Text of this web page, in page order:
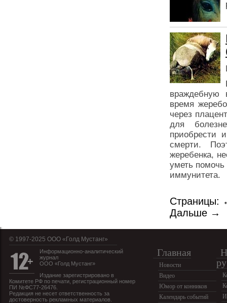
враждебную
время
через
для
приобрести
смерти.
жеребенка,
уметь
иммунитета.
Страницы:
Дальше →
© 1997-2025 OOO «Голд Мустанг»
Информационно-аналитический
журнал
ООО «Голд Мустанг»
Издание зарегистрировано в
Комитете РФ по печати, регистрационный номер
ПИ №ФС77-26476.
Редакция не несет ответственность за
достоверность рекламных материалов.
Главная
Новости
Видео
Юмор от конников
Календарь событий